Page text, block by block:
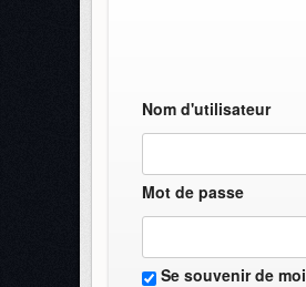
Nom d'utilisateur
Mot de passe
Se souvenir de moi